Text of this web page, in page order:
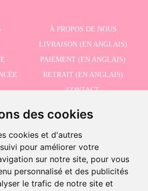
des cookies
cookies et d'autres
pour améliorer votre
sur notre site, pour vous
personnalisé et des publicités
le trafic de notre site et
À PROPOS DE NOUS
LIVRAISON (EN ANGLAIS)
PAIEMENT (EN ANGLAIS)
RETRAIT (EN ANGLAIS)
CONTACT
J'accepte la politique de confidentialité